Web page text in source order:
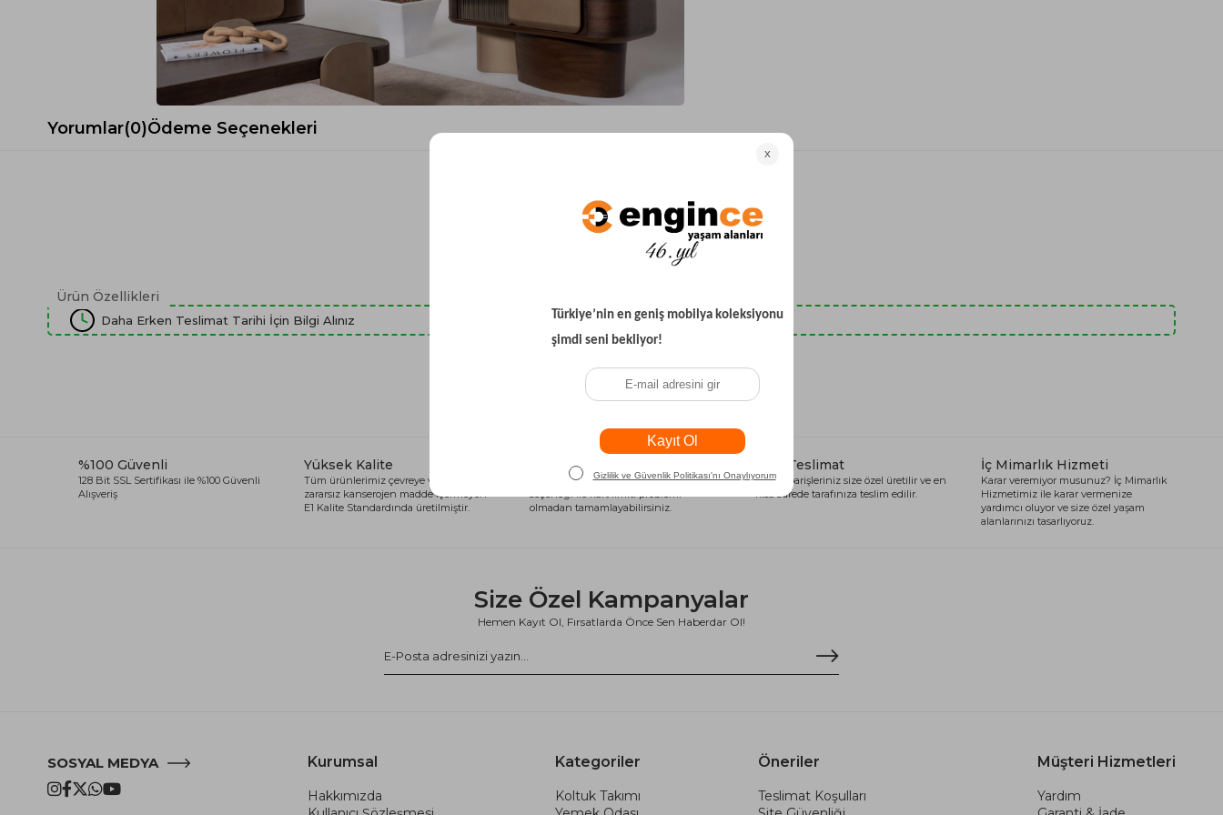
Krem Koltuk Takımı
Gri Koltuk Takımı
Büro Koltuk Takımı
Ev Tekstili
Beyaz TV Ünitesi
Siyah TV Ünitesi
Şömineli TV Ünitesi
Dresuar
Köşe Koltuk
Modern Köşe Koltuk
Ekonomik Köşe Koltuk
Yorumlar(0)Ödeme Seçenekleri
Ürün Özellikleri
Daha Erken Teslimat Tarihi İçin Bilgi Alınız
Son Baktıklarınız
%100 Güvenli
128 Bit SSL Sertifikası ile %100 Güvenli
Alışveriş
Yüksek Kalite
Tüm ürünlerimiz çevreye ve sağlığa
zararsız kanserojen madde içermeyen
E1 Kalite Standardında üretilmiştir.
Alışveriş Kredisi
Siparişlerinizi anında alışveriş kredisi
seçeneği ile kart limiti problemi
olmadan tamamlayabilirsiniz.
Hızlı Teslimat
Tüm siparişleriniz size özel üretilir ve en
kısa sürede tarafınıza teslim edilir.
İç Mimarlık Hizmeti
Karar veremiyor musunuz? İç Mimarlık
Hizmetimiz ile karar vermenize
yardımcı oluyor ve size özel yaşam
alanlarınızı tasarlıyoruz.
Size Özel Kampanyalar
Hemen Kayıt Ol, Fırsatlarda Önce Sen Haberdar Ol!
SOSYAL MEDYA Kurumsal
Hakkımızda
Kategoriler
Koltuk Takımı
Öneriler
Teslimat Koşulları
Müşteri Hizmetleri
Yardım